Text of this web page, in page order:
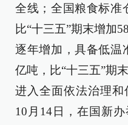
全线；全国粮食标准
比“十三五”期末增加
逐年增加，具备低温
亿吨，比“十三五”期
进入全面依法治理
10月14日，在国新